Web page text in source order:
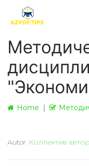
Home
Autor Коллектив